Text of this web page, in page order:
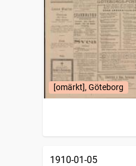
[omärkt], Göteborg
1910-01-05